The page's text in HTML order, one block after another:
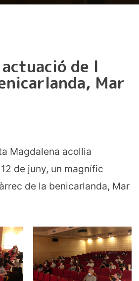
de l
Mar
Magdalena acollia
de juny, un magnífic
de la benicarlanda, Mar